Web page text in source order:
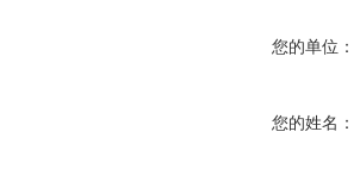
您的单位：
您的姓名：